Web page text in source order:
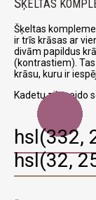
ĶELTAS
Šķeltas
ir trīs krāsas ar
divām papildus
(kontrastiem).
krāsu, kuru ir
Kadetu zils veido
hsl(332,
hsl(32,